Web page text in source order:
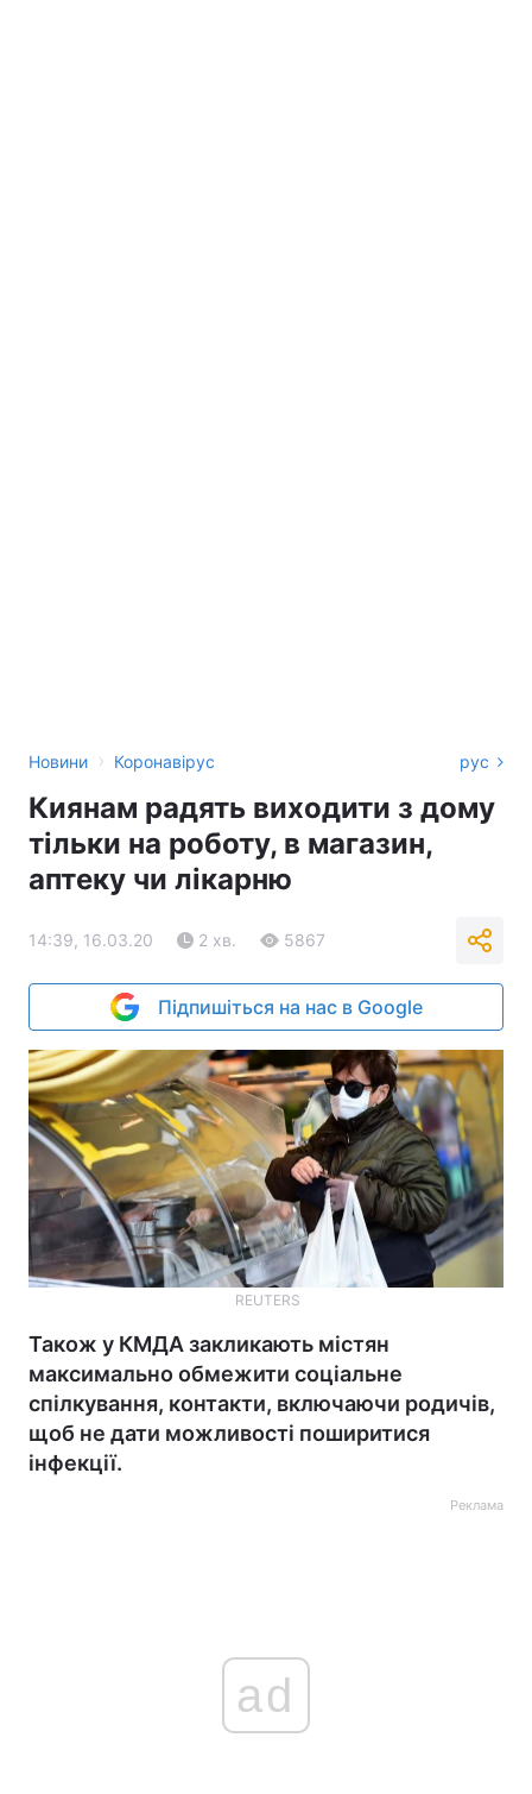
Новини › Коронавірус рус
Киянам радять виходити з дому
тільки на роботу, в магазин,
аптеку чи лікарню
14:39, 16.03.20 2 хв. 5867
Підпишіться на нас в Google
REUTERS
Також у КМДА закликають містян
максимально обмежити соціальне
спілкування, контакти, включаючи родичів,
щоб не дати можливості поширитися
інфекції.
Реклама
ad